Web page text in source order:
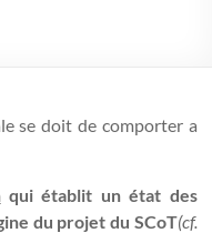
se doit de comporter a
qui établit un état des
du projet du SCoT(cf.